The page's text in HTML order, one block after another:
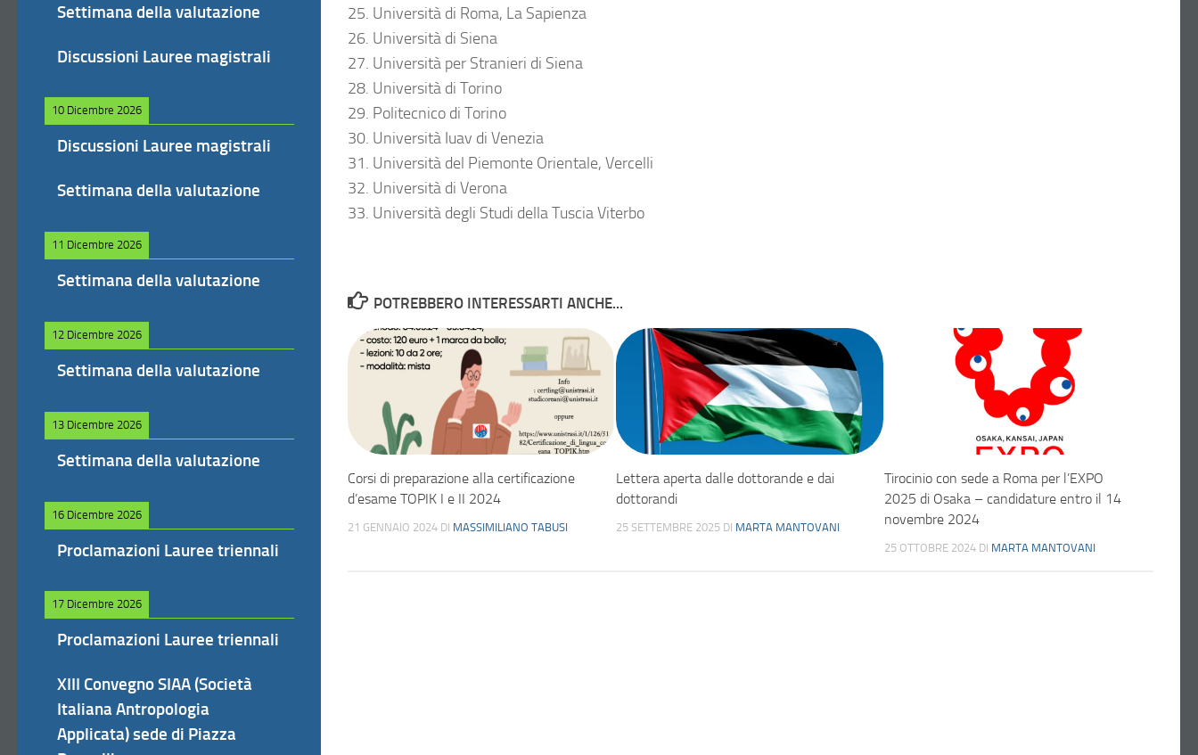
25. Università di Roma, La Sapienza
26. Università di Siena
27. Università per Stranieri di Siena
28. Università di Torino
29. Politecnico di Torino
30. Università Iuav di Venezia
31. Università del Piemonte Orientale, Vercelli
32. Università di Verona
33. Università degli Studi della Tuscia Viterbo
POTREBBERO INTERESSARTI ANCHE...
Corsi di preparazione alla certificazione
d’esame TOPIK I e II 2024
21 GENNAIO 2024 DI MASSIMILIANO TABUSI
Lettera aperta dalle dottorande e dai
dottorandi
25 SETTEMBRE 2025 DI MARTA MANTOVANI
Tirocinio con sede a Roma per l’EXPO
2025 di Osaka – candidature entro il 14
novembre 2024
25 OTTOBRE 2024 DI MARTA MANTOVANI
Settimana della valutazione
Discussioni Lauree magistrali
10 Dicembre 2026
Discussioni Lauree magistrali
Settimana della valutazione
11 Dicembre 2026
Settimana della valutazione
12 Dicembre 2026
Settimana della valutazione
13 Dicembre 2026
Settimana della valutazione
16 Dicembre 2026
Proclamazioni Lauree triennali
17 Dicembre 2026
Proclamazioni Lauree triennali
XIII Convegno SIAA (Società
Italiana Antropologia
Applicata) sede di Piazza